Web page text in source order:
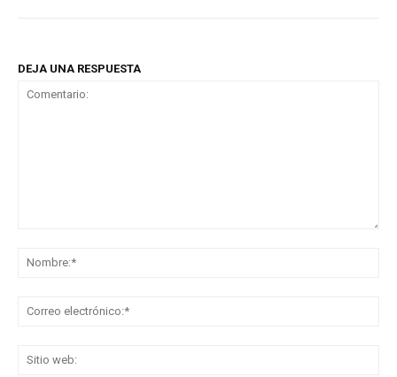
DEJA UNA RESPUESTA